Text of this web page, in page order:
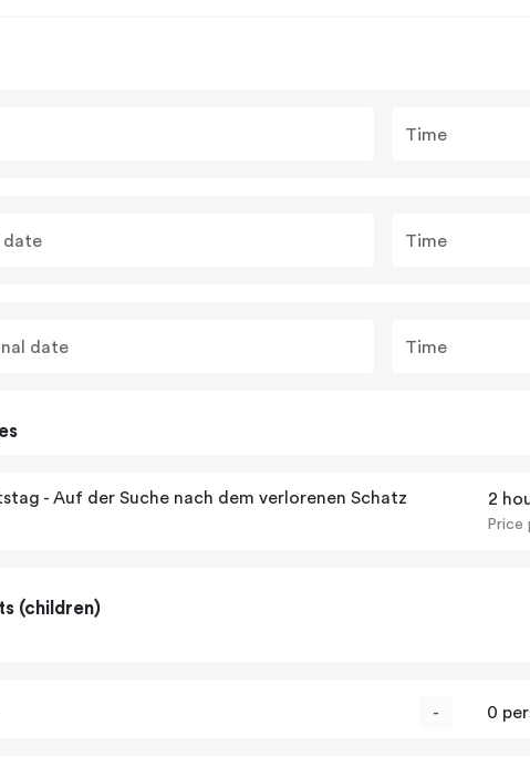
Time
date Time
date Time
- Auf der Suche nach dem verlorenen Schatz 2
Price
(children)
- 0